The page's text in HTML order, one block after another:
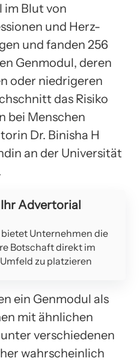
im Blut von
und Herz-
und fanden 256
Genmodul, deren
oder niedrigeren
das Risiko
bei Menschen
Dr. Binisha H
an der Universität
Advertorial
Unternehmen die
Botschaft direkt im
zu platzieren
ein Genmodul als
mit ähnlichen
verschiedenen
wahrscheinlich